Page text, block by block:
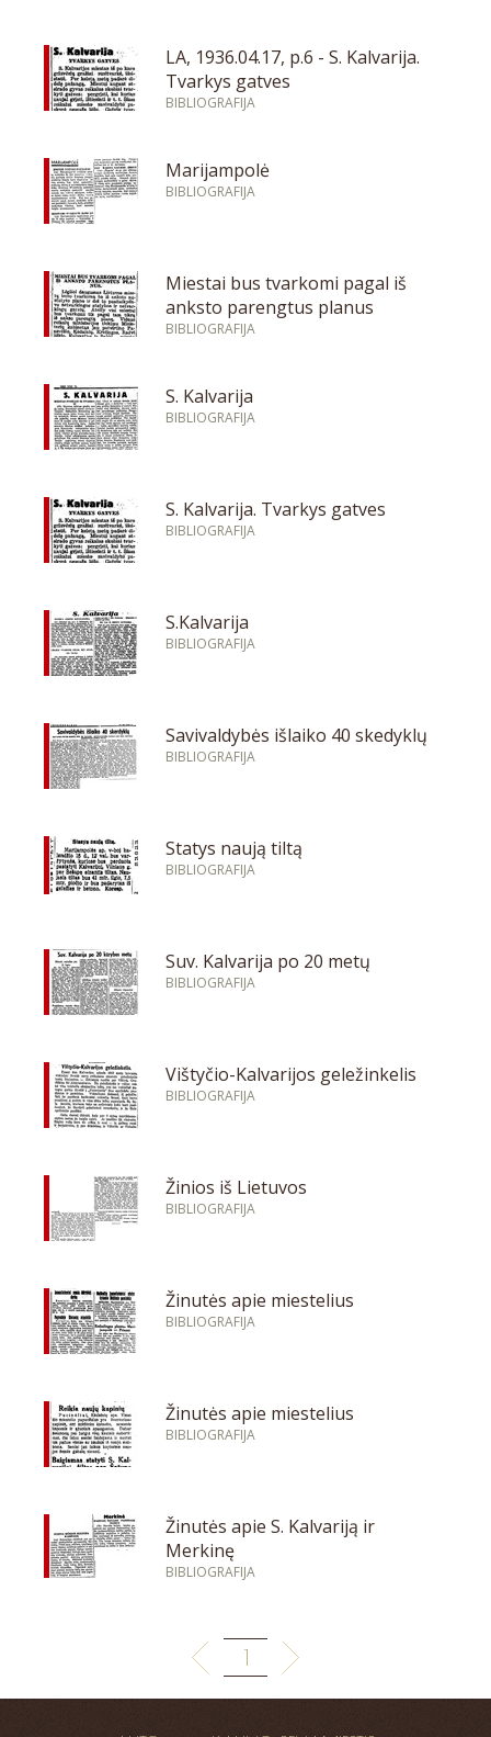
LA, 1936.04.17, p.6 - S. Kalvarija.
Tvarkys gatves
BIBLIOGRAFIJA
Marijampolė
BIBLIOGRAFIJA
Miestai bus tvarkomi pagal iš
anksto parengtus planus
BIBLIOGRAFIJA
S. Kalvarija
BIBLIOGRAFIJA
S. Kalvarija. Tvarkys gatves
BIBLIOGRAFIJA
S.Kalvarija
BIBLIOGRAFIJA
Savivaldybės išlaiko 40 skedyklų
BIBLIOGRAFIJA
Statys naują tiltą
BIBLIOGRAFIJA
Suv. Kalvarija po 20 metų
BIBLIOGRAFIJA
Vištyčio-Kalvarijos geležinkelis
BIBLIOGRAFIJA
Žinios iš Lietuvos
BIBLIOGRAFIJA
Žinutės apie miestelius
BIBLIOGRAFIJA
Žinutės apie miestelius
BIBLIOGRAFIJA
Žinutės apie S. Kalvariją ir
Merkinę
BIBLIOGRAFIJA
1